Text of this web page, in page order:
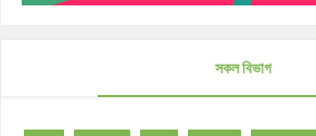
সকল বিভাগ